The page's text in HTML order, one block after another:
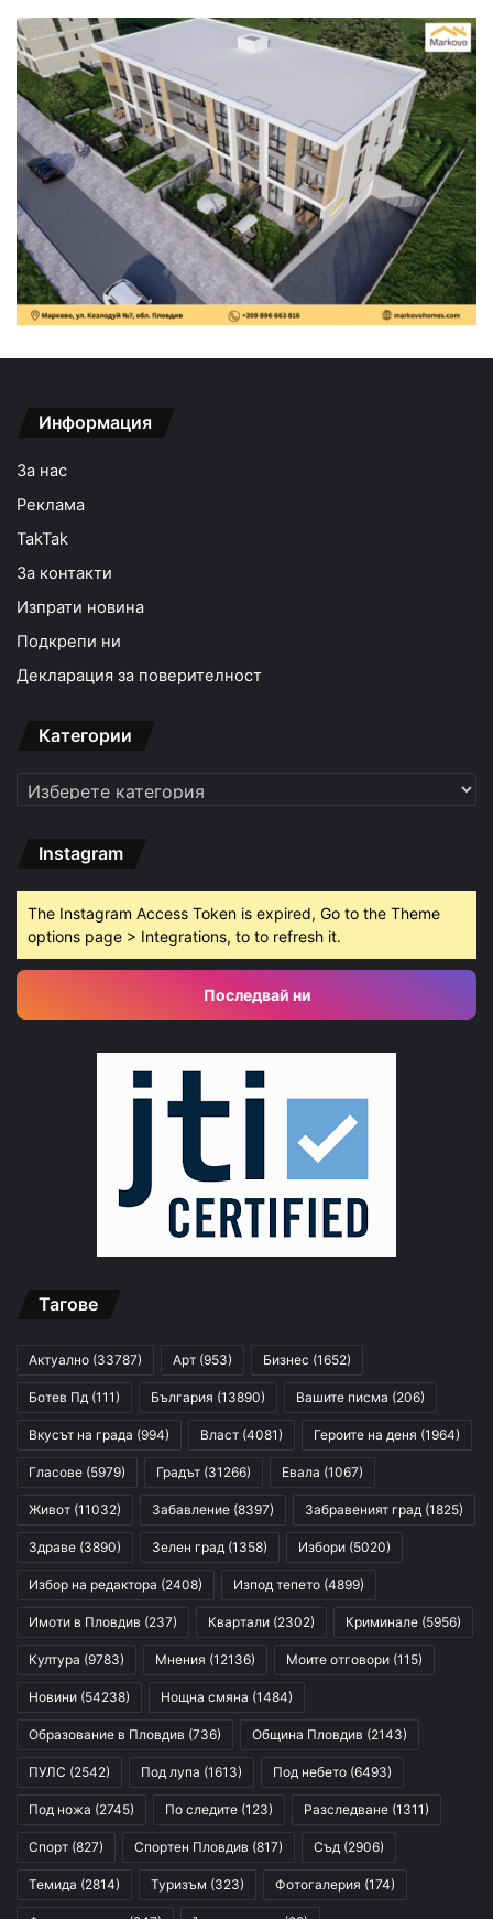
Информация
За нас
Реклама
TakTak
За контакти
Изпрати новина
Подкрепи ни
Декларация за поверителност
Категории
Категории
Instagram
The Instagram Access Token is expired, Go to the Theme
options page > Integrations, to to refresh it.
Последвай ни
Тагове
Актуално (33787) Арт (953) Бизнес (1652)
Ботев Пд (111) България (13890) Вашите писма (206)
Вкусът на града (994) Власт (4081) Героите на деня (1964)
Гласове (5979) Градът (31266) Евала (1067)
Живот (11032) Забавление (8397) Забравеният град (1825)
Здраве (3890) Зелен град (1358) Избори (5020)
Избор на редактора (2408) Изпод тепето (4899)
Имоти в Пловдив (237) Квартали (2302) Криминале (5956)
Култура (9783) Мнения (12136) Моите отговори (115)
Новини (54238) Нощна смяна (1484)
Образование в Пловдив (736) Община Пловдив (2143)
ПУЛС (2542) Под лупа (1613) Под небето (6493)
Под ножа (2745) По следите (123) Разследване (1311)
Спорт (827) Спортен Пловдив (817) Съд (2906)
Темида (2814) Туризъм (323) Фотогалерия (174)